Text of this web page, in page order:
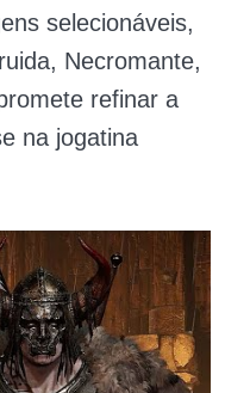
selecionáveis,
Necromante,
refinar a
na jogatina